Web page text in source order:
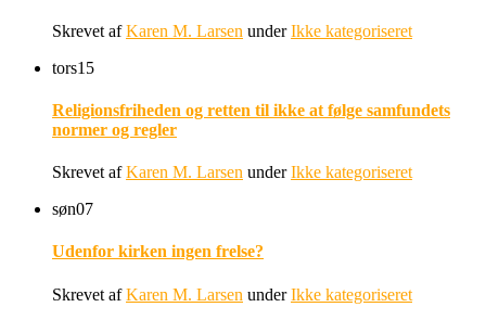
Skrevet afKaren M. Larsen underIkke kategoriseret
tors15
Religionsfriheden og retten til ikke at følge samfundets
normer og regler
Skrevet afKaren M. Larsen underIkke kategoriseret
søn07
Udenfor kirken ingen frelse?
Skrevet afKaren M. Larsen underIkke kategoriseret